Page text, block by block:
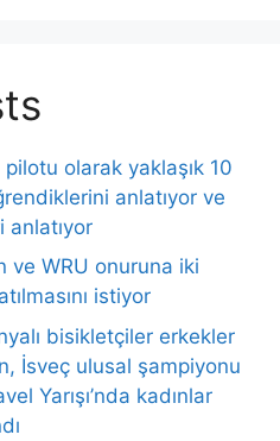
olarak yaklaşık 10
anlatıyor ve
anlatıyor
ve WRU onuruna iki
istiyor
bisikletçiler erkekler
İsveç ulusal şampiyonu
Yarışı’nda kadınlar